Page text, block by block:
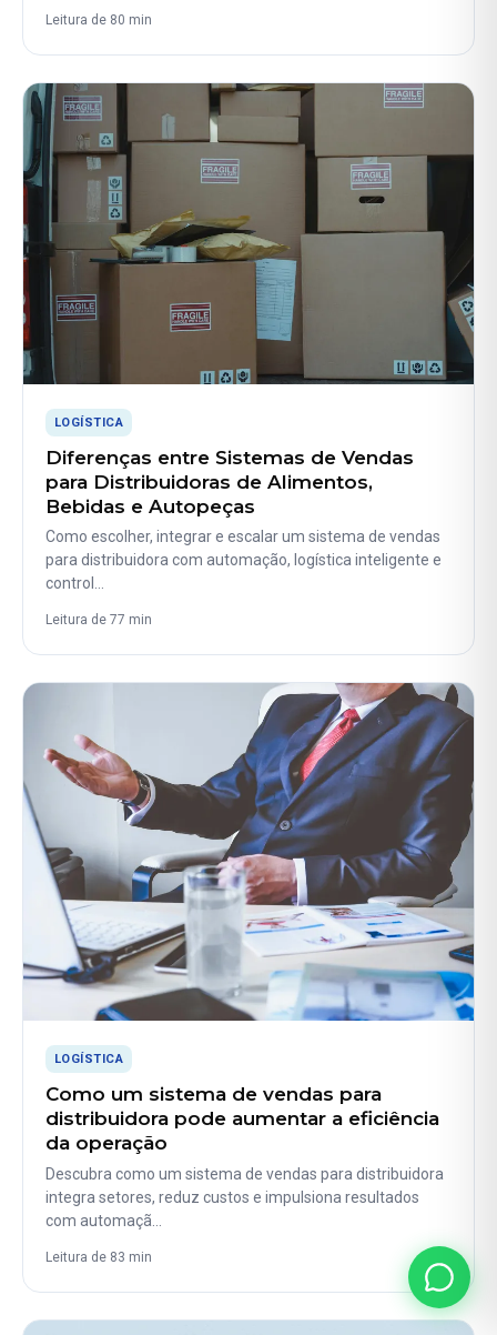
Leitura de 80 min
LOGÍSTICA
Diferenças entre Sistemas de Vendas
para Distribuidoras de Alimentos,
Bebidas e Autopeças
Como escolher, integrar e escalar um sistema de vendas
para distribuidora com automação, logística inteligente e
control…
Leitura de 77 min
LOGÍSTICA
Como um sistema de vendas para
distribuidora pode aumentar a eficiência
da operação
Descubra como um sistema de vendas para distribuidora
integra setores, reduz custos e impulsiona resultados
com automaçã…
Leitura de 83 min